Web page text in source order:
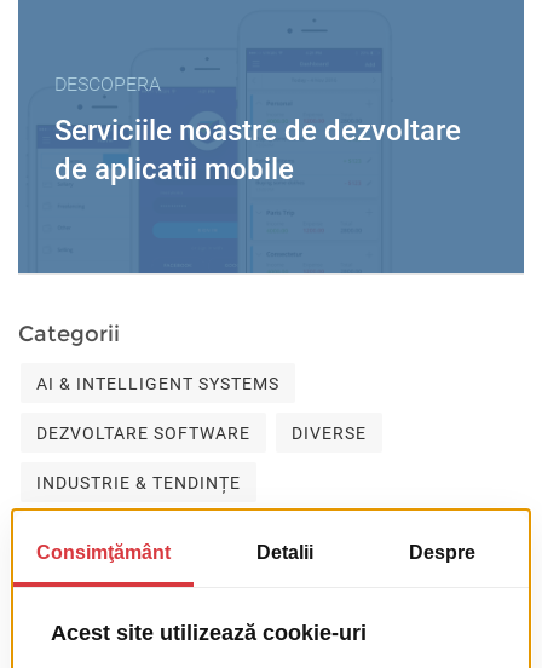
DESCOPERA
Serviciile noastre de dezvoltare
de aplicatii mobile
Categorii
AI & INTELLIGENT SYSTEMS
DEZVOLTARE SOFTWARE DIVERSE
INDUSTRIE & TENDINȚE
FOR THE LOVE OF PROGRAMMING